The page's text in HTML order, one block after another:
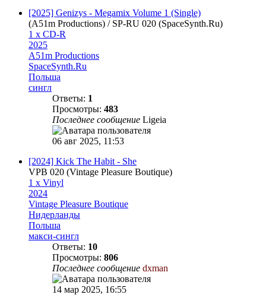
[2025] Genizys - Megamix Volume 1 (Single)
(A51m Productions) / SP-RU 020 (SpaceSynth.Ru)
1 x CD-R
2025
A51m Productions
SpaceSynth.Ru
Польша
сингл
Ответы: 1
Просмотры: 483
Последнее сообщение Ligeia
06 авг 2025, 11:53
[2024] Kick The Habit - She
VPB 020 (Vintage Pleasure Boutique)
1 x Vinyl
2024
Vintage Pleasure Boutique
Нидерланды
Польша
макси-сингл
Ответы: 10
Просмотры: 806
Последнее сообщение dxman
14 мар 2025, 16:55